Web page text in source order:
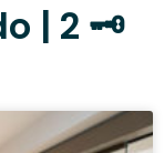
| 2 🗝